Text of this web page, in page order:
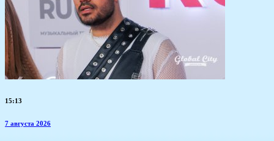
15:13
7 августа 2026